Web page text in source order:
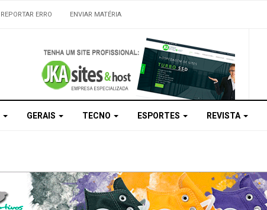
REPORTAR ERRO ENVIAR MATÉRIA
GERAIS TECNO ESPORTES REVISTA